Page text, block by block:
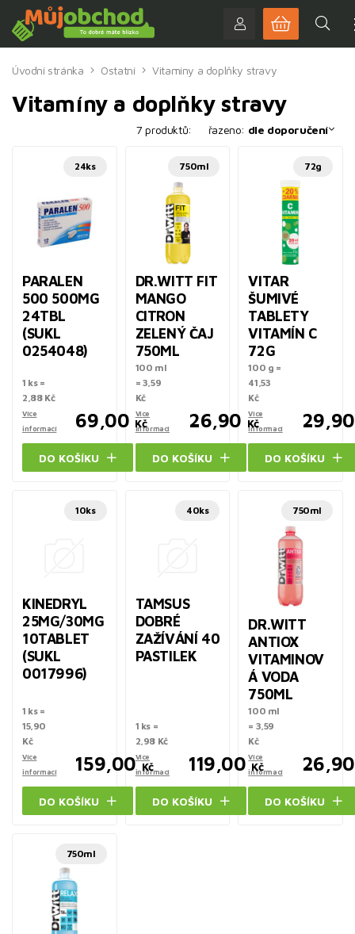
Úvodní stránka Ostatní Vitamíny a doplňky stravy
Vitamíny a doplňky stravy
7 produktů: řazeno: dle doporučení
24ks
PARALEN
500 500MG
24TBL
(SUKL
0254048)
1 ks =
2,88 Kč
Více
informací
69,00 Kč
DO KOŠÍKU
750ml
DR.WITT FIT
MANGO
CITRON
ZELENÝ ČAJ
750ML
100 ml
= 3,59
Kč
Více
informací
26,90 Kč
DO KOŠÍKU
72g
VITAR
ŠUMIVÉ
TABLETY
VITAMÍN C
72G
100 g =
41,53
Kč
Více
informací
29,90
DO KOŠÍKU
10ks
KINEDRYL
25MG/30MG
10TABLET
(SUKL
0017996)
1 ks =
15,90
Kč
Více
informací
159,00 Kč
DO KOŠÍKU
40ks
TAMSUS
DOBRÉ
ZAŽÍVÁNÍ 40
PASTILEK
1 ks =
2,98 Kč
Více
informací
119,00 Kč
DO KOŠÍKU
750ml
DR.WITT
ANTIOX
VITAMINOV
Á VODA
750ML
100 ml
= 3,59
Kč
Více
informací
26,90
DO KOŠÍKU
750ml